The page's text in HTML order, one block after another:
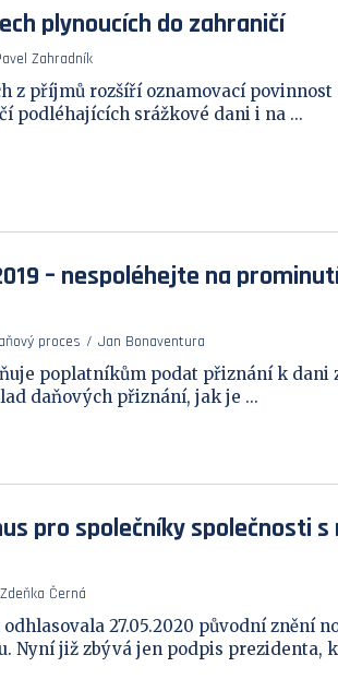
plynoucích do zahraničí
Zahradník
z příjmů rozšíří oznamovací
podléhajících srážkové dani i na ...
– nespoléhejte na
proces Jan Bonaventura
poplatníkům podat přiznání k dani
daňových přiznání, jak je ...
pro společníky společnosti s
Zdeňka Černá
27.05.2020 původní znění
Nyní již zbývá jen podpis prezidenta,